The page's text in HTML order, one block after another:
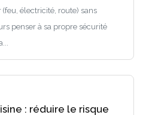
(feu, électricité, route) sans
penser à sa propre sécurité
: réduire le risque